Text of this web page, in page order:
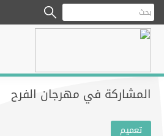
المشاركة في مهرجان الفرح
تعميم